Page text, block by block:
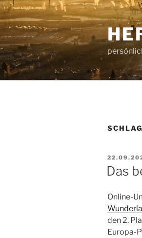
Zum
Inhalt
springen
AM
Das
Online-
den 2.
Europa-